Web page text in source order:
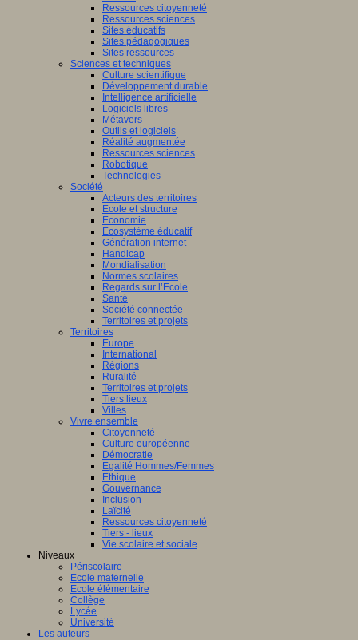
Ressources citoyenneté
Ressources sciences
Sites éducatifs
Sites pédagogiques
Sites ressources
Sciences et techniques
Culture scientifique
Développement durable
Intelligence artificielle
Logiciels libres
Métavers
Outils et logiciels
Réalité augmentée
Ressources sciences
Robotique
Technologies
Société
Acteurs des territoires
Ecole et structure
Economie
Ecosystème éducatif
Génération internet
Handicap
Mondialisation
Normes scolaires
Regards sur l’Ecole
Santé
Société connectée
Territoires et projets
Territoires
Europe
International
Régions
Ruralité
Territoires et projets
Tiers lieux
Villes
Vivre ensemble
Citoyenneté
Culture européenne
Démocratie
Egalité Hommes/Femmes
Ethique
Gouvernance
Inclusion
Laïcité
Ressources citoyenneté
Tiers - lieux
Vie scolaire et sociale
Niveaux
Périscolaire
Ecole maternelle
Ecole élémentaire
Collège
Lycée
Université
Les auteurs